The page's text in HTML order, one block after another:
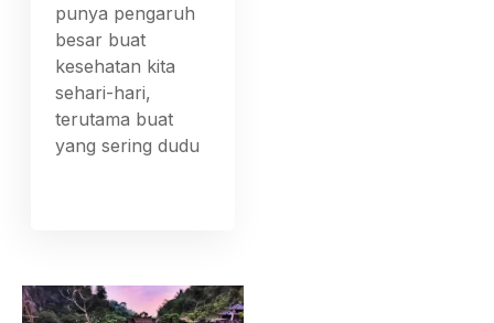
punya pengaruh
besar buat
kesehatan kita
sehari-hari,
terutama buat
yang sering dudu